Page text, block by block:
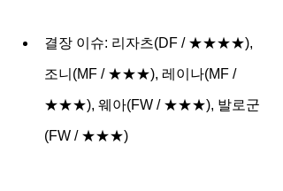
결장 이슈: 리자츠(DF / ★★★★),
조니(MF / ★★★), 레이나(MF /
★★★), 웨아(FW / ★★★), 발로군
(FW / ★★★)